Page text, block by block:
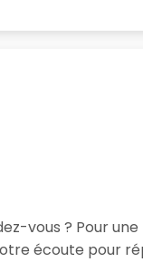
vous ? Pour
écoute pour